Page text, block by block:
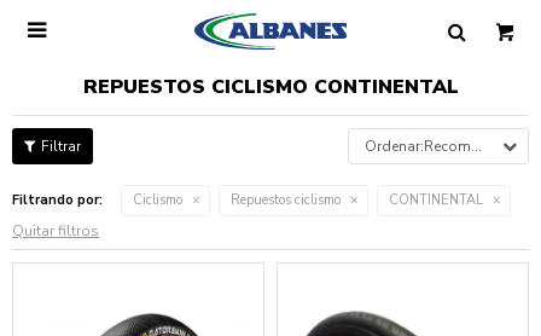

REPUESTOS CICLISMO CONTINENTAL
Recomendados
Filtrando por: Ciclismo Repuestos ciclismo CONTINENTAL
Quitar filtros